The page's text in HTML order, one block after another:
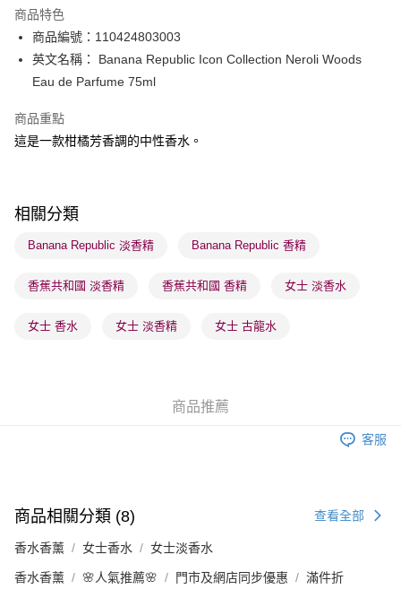
PayMe
WeChat Pay
送貨方式
每筆HK$65.00，滿HK$300.00或以上免運費
確認發貨後1-3 工作天送達，訂單將隨機分配至SF順豐速運或京東
每筆HK$65.00，滿HK$300.00或以上免運費
每筆HK$20.00，滿HK$100.00或以上免運費
(澳門門市) 只顯示可選門市。確認發貨後2-5個工作天到店，3天內
商品特色
商品編號：110424803003
英文名稱： Banana Republic Icon Collection Neroli Woods
Eau de Parfume 75ml
商品重點
這是一款柑橘芳香調的中性香水。
相關分類
Banana Republic 淡香精 Banana Republic 香精
香蕉共和國 淡香精 香蕉共和國 香精 女士 淡香水
女士 香水 女士 淡香精 女士 古龍水
商品推薦
客服
商品相關分類 (8) 查看全部
香水香薰 女士香水 女士淡香水
香水香薰 🌸人氣推薦🌸 門市及網店同步優惠 滿件折